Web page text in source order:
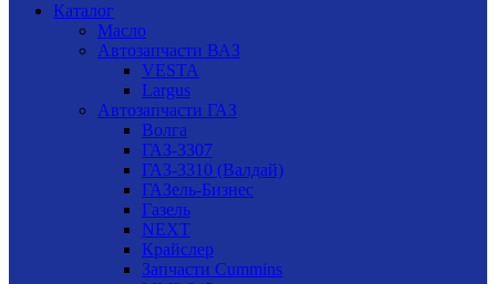
Каталог
Масло
Автозапчасти ВАЗ
VESTA
Largus
Автозапчасти ГАЗ
Волга
ГАЗ-3307
ГАЗ-3310 (Валдай)
ГАЗель-Бизнес
Газель
NEXT
Крайслер
Запчасти Cummins